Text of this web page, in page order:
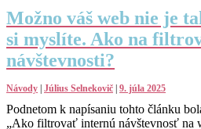
Možno váš web nie je
si myslíte. Ako na
návštevnosti?
Návody | Július Selnekovič | 9. júla 2025
Podnetom k napísaniu tohto článku
„Ako filtrovať internú návštevnosť na